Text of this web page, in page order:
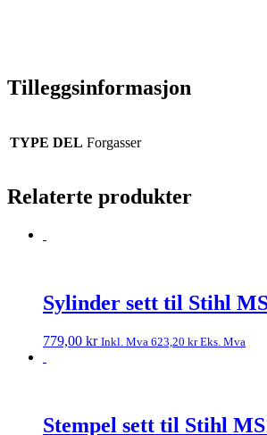
Tilleggsinformasjon
TYPE DEL Forgasser
Relaterte produkter
Sylinder sett til Stihl
779,00 kr Inkl. Mva 623,20 krEks. Mva
Stempel sett til Stihl